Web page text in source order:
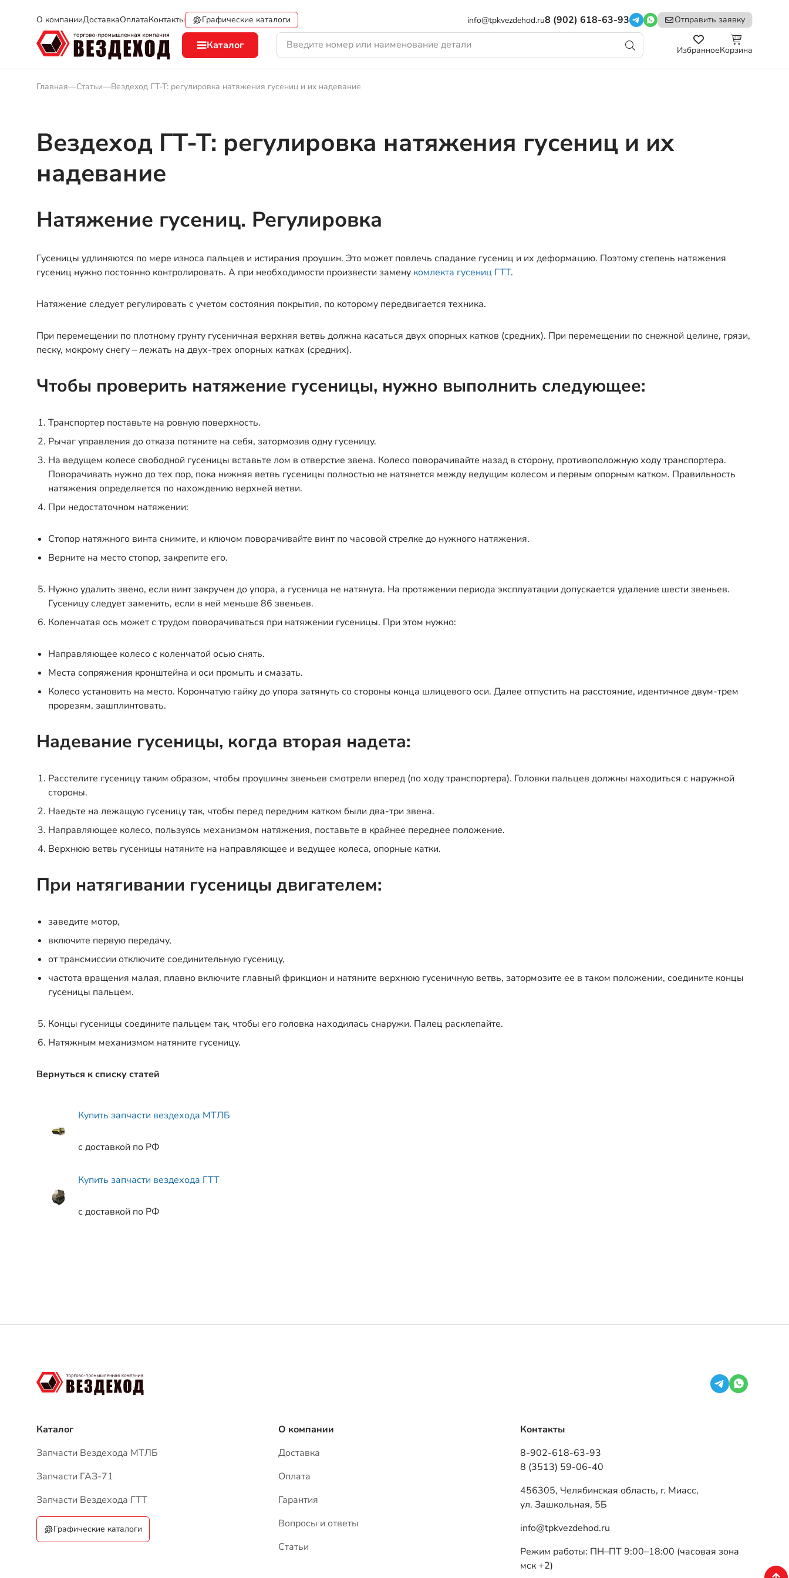
О компанииДоставкаОплатаКонтакты Графические каталоги info@tpkvezdehod.ru8 (902) 618-63-93 Отправить заявку
Каталог ИзбранноеКорзина
Главная—Статьи—Вездеход ГТ-Т: регулировка натяжения гусениц и их надевание
Вездеход ГТ-Т: регулировка натяжения гусениц и их
надевание
Натяжение гусениц. Регулировка
Гусеницы удлиняются по мере износа пальцев и истирания проушин. Это может повлечь спадание гусениц и их деформацию. Поэтому степень натяжения
гусениц нужно постоянно контролировать. А при необходимости произвести замену комлекта гусениц ГТТ.
Натяжение следует регулировать с учетом состояния покрытия, по которому передвигается техника.
При перемещении по плотному грунту гусеничная верхняя ветвь должна касаться двух опорных катков (средних). При перемещении по снежной целине, грязи,
песку, мокрому снегу – лежать на двух-трех опорных катках (средних).
Чтобы проверить натяжение гусеницы, нужно выполнить следующее:
Транспортер поставьте на ровную поверхность.
Рычаг управления до отказа потяните на себя, затормозив одну гусеницу.
На ведущем колесе свободной гусеницы вставьте лом в отверстие звена. Колесо поворачивайте назад в сторону, противоположную ходу транспортера.
Поворачивать нужно до тех пор, пока нижняя ветвь гусеницы полностью не натянется между ведущим колесом и первым опорным катком. Правильность
натяжения определяется по нахождению верхней ветви.
При недостаточном натяжении:
Стопор натяжного винта снимите, и ключом поворачивайте винт по часовой стрелке до нужного натяжения.
Верните на место стопор, закрепите его.
Нужно удалить звено, если винт закручен до упора, а гусеница не натянута. На протяжении периода эксплуатации допускается удаление шести звеньев.
Гусеницу следует заменить, если в ней меньше 86 звеньев.
Коленчатая ось может с трудом поворачиваться при натяжении гусеницы. При этом нужно:
Направляющее колесо с коленчатой осью снять.
Места сопряжения кронштейна и оси промыть и смазать.
Колесо установить на место. Корончатую гайку до упора затянуть со стороны конца шлицевого оси. Далее отпустить на расстояние, идентичное двум-трем
прорезям, зашплинтовать.
Надевание гусеницы, когда вторая надета:
Расстелите гусеницу таким образом, чтобы проушины звеньев смотрели вперед (по ходу транспортера). Головки пальцев должны находиться с наружной
стороны.
Наедьте на лежащую гусеницу так, чтобы перед передним катком были два-три звена.
Направляющее колесо, пользуясь механизмом натяжения, поставьте в крайнее переднее положение.
Верхнюю ветвь гусеницы натяните на направляющее и ведущее колеса, опорные катки.
При натягивании гусеницы двигателем:
заведите мотор,
включите первую передачу,
от трансмиссии отключите соединительную гусеницу,
частота вращения малая, плавно включите главный фрикцион и натяните верхнюю гусеничную ветвь, затормозите ее в таком положении, соедините концы
гусеницы пальцем.
Концы гусеницы соедините пальцем так, чтобы его головка находилась снаружи. Палец расклепайте.
Натяжным механизмом натяните гусеницу.
Вернуться к списку статей
Купить запчасти вездехода МТЛБ
с доставкой по РФ
Купить запчасти вездехода ГТТ
с доставкой по РФ
Каталог
Запчасти Вездехода МТЛБ
Запчасти ГАЗ-71
Запчасти Вездехода ГТТ
Графические каталоги
О компании
Доставка
Оплата
Гарантия
Вопросы и ответы
Статьи
Контакты
8-902-618-63-93
8 (3513) 59-06-40
456305, Челябинская область, г. Миасс,
ул. Зашкольная, 5Б
info@tpkvezdehod.ru
Режим работы: ПН–ПТ 9:00–18:00 (часовая зона
мск +2)